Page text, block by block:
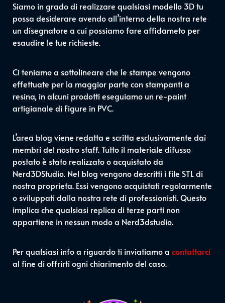
Siamo in grado di realizzare qualsiasi modello 3D tu
possa desiderare avendo all’interno della nostra rete
un disegnatore a cui possiamo fare affidameto per
esaudire le tue richieste.
Ci teniamo a sottolineare che le stampe vengono
effettuate per la maggior parte con stampanti a
resina, in alcuni prodotti eseguiamo un re-paint
artigianale di Figure in PVC.
L’area blog viene redatta e scritta esclusivamente dai
membri del nostro staff. Tutto il materiale difusso
postato è stato realizzato o acquistato da
Nerd3DStudio. Nel blog vengono descritti i file STL di
nostra proprieta. Essi vengono acquistati regolarmente
o sviluppati dalla nostra rete di professionisti. Questo
implica che qualsiasi replica di terze parti non
appartiene in nessun modo a Nerd3dstudio.
Per qualsiasi info a riguardo ti inviatiamo a contattarci
al fine di offrirti ogni chiarimento del caso.